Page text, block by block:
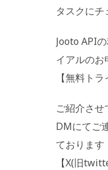
タスクにチ
Jooto API
イアルのお
【無料ト
ご紹介さ
DMにてご
ております
【X(旧